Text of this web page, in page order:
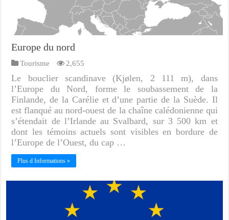
Europe du nord
Tourisme 2,655
Le bouclier scandinave (Kjølen, 2 111 m), dans
l’Europe du Nord, forme le soubassement de la
Finlande, de la Carélie et d’une partie de la Suède. Il
est flanqué au nord-ouest de la chaîne calédonienne qui
s’étendait de l’Irlande au Svalbard, sur 3 500 km et
dont les témoins actuels sont visibles en bordure de
l’Europe de l’Ouest, du cap …
Plus d Informations »